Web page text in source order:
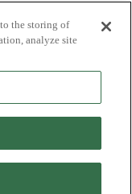
the storing of
analyze site